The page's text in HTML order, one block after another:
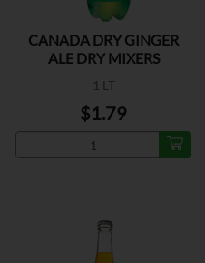
CANADA DRY GINGER
ALE DRY MIXERS
1 LT
$1.79